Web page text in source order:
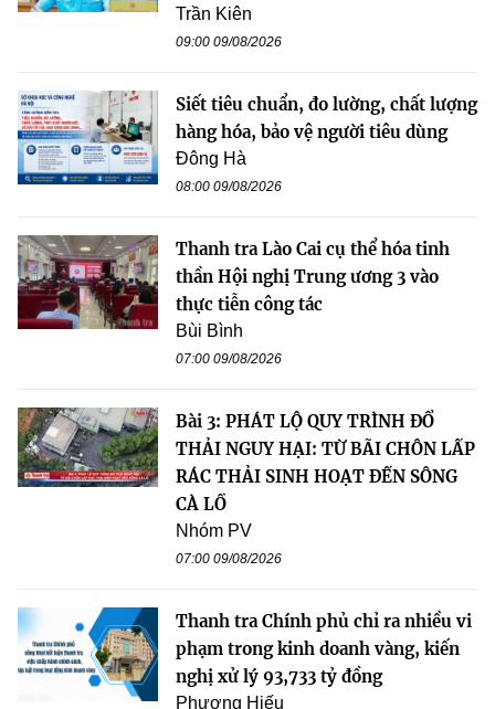
Trần Kiên
09:00 09/08/2026
Siết tiêu chuẩn, đo lường, chất lượng
hàng hóa, bảo vệ người tiêu dùng
Đông Hà
08:00 09/08/2026
Thanh tra Lào Cai cụ thể hóa tinh
thần Hội nghị Trung ương 3 vào
thực tiễn công tác
Bùi Bình
07:00 09/08/2026
Bài 3: PHÁT LỘ QUY TRÌNH ĐỔ
THẢI NGUY HẠI: TỪ BÃI CHÔN LẤP
RÁC THẢI SINH HOẠT ĐẾN SÔNG
CÀ LỒ
Nhóm PV
07:00 09/08/2026
Thanh tra Chính phủ chỉ ra nhiều vi
phạm trong kinh doanh vàng, kiến
nghị xử lý 93,733 tỷ đồng
Phương Hiếu